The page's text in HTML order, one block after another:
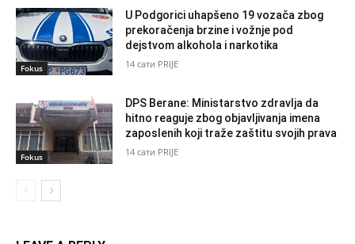
Fokus
U Podgorici uhapšeno 19 vozača zbog
prekoračenja brzine i vožnje pod
dejstvom alkohola i narkotika
14 сати PRIJE
Fokus
DPS Berane: Ministarstvo zdravlja da
hitno reaguje zbog objavljivanja imena
zaposlenih koji traže zaštitu svojih prava
14 сати PRIJE